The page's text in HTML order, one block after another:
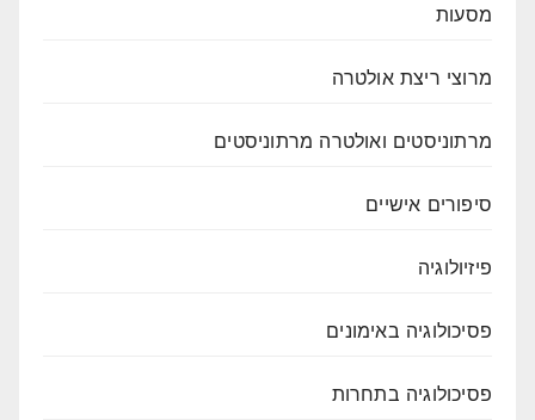
מסעות
מרוצי ריצת אולטרה
מרתוניסטים ואולטרה מרתוניסטים
סיפורים אישיים
פיזיולוגיה
פסיכולוגיה באימונים
פסיכולוגיה בתחרות